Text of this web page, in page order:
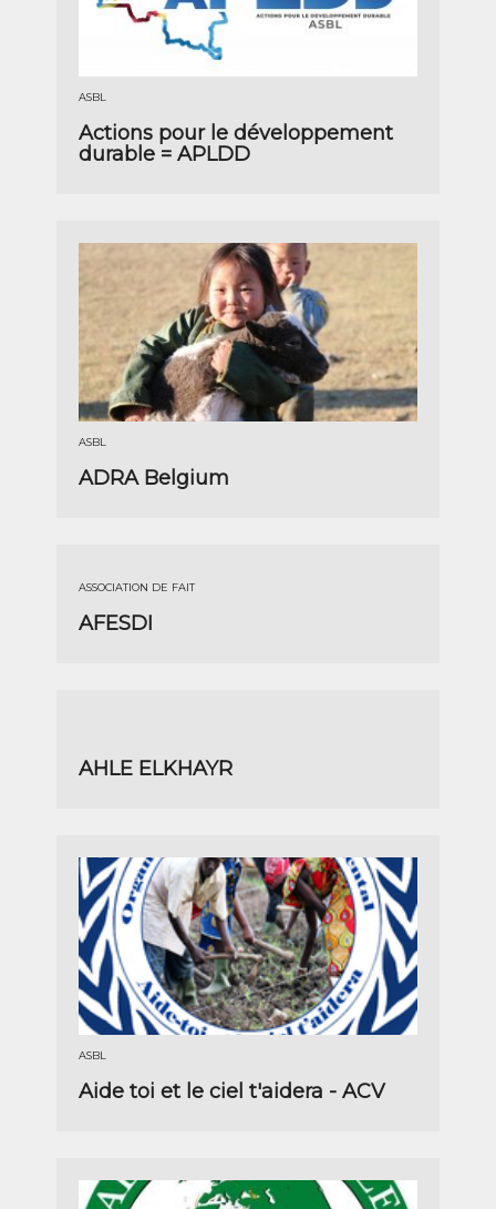
ASBL
Actions pour le développement
durable = APLDD
ASBL
ADRA Belgium
ASSOCIATION DE FAIT
AFESDI
AHLE ELKHAYR
ASBL
Aide toi et le ciel t'aidera - ACV